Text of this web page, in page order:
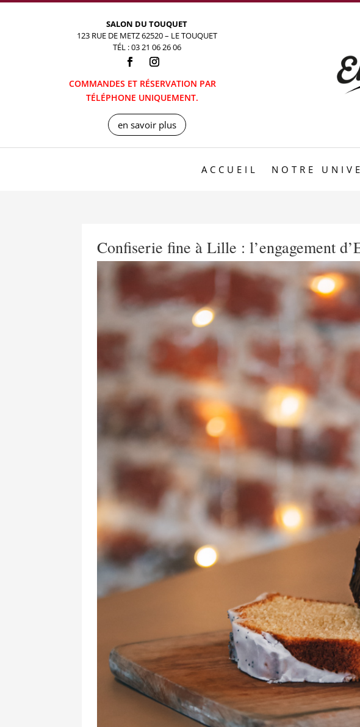
SALON DU TOUQUET
123 RUE DE METZ 62520 – LE TOUQUET
TÉL : 03 21 06 26 06
COMMANDES ET RÉSERVATION PAR
TÉLÉPHONE UNIQUEMENT.
en savoir plus
ACCUEIL NOTRE
Confiserie fine à Lille : l’engagement